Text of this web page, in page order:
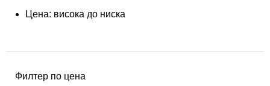
Цена: висока до ниска
Филтер по цена